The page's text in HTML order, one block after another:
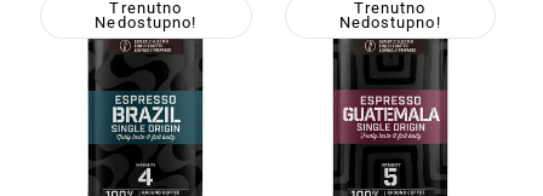
Trenutno
Nedostupno!
Trenutno
Nedostupno!